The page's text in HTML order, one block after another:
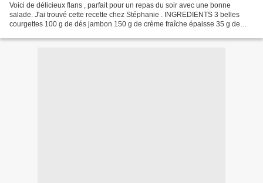
Voici de délicieux flans , parfait pour un repas du soir avec une bonne
salade. J'ai trouvé cette recette chez Stéphanie . INGREDIENTS 3 belles
courgettes 100 g de dés jambon 150 g de crème fraîche épaisse 35 g de